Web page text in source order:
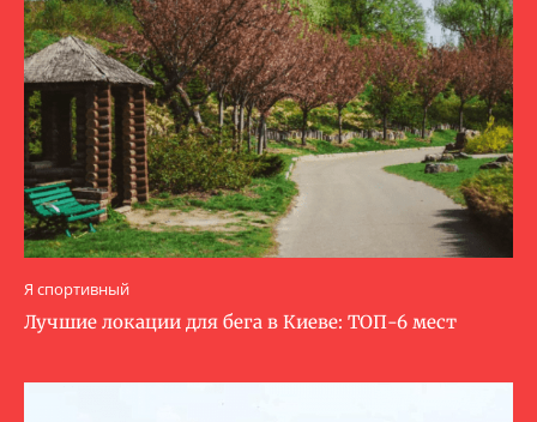
Я спортивный
Лучшие локации для бега в Киеве: ТОП-6 мест